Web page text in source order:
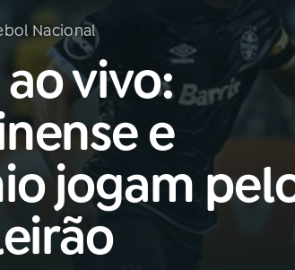
Buscar
Nacional
vivo:
e
jogam